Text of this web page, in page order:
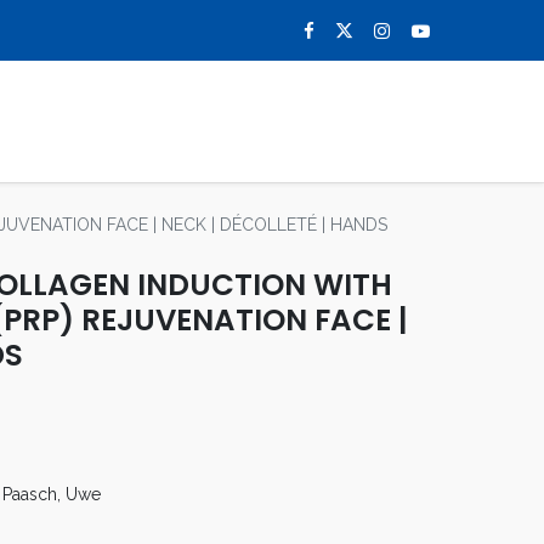
FACE | NECK | DÉCOLLETÉ | HANDS
INDUCTION WITH
REJUVENATION FACE |
Uwe